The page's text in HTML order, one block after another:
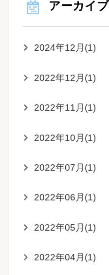
アーカイブ
2024年12月(1)
2022年12月(1)
2022年11月(1)
2022年10月(1)
2022年07月(1)
2022年06月(1)
2022年05月(1)
2022年04月(1)